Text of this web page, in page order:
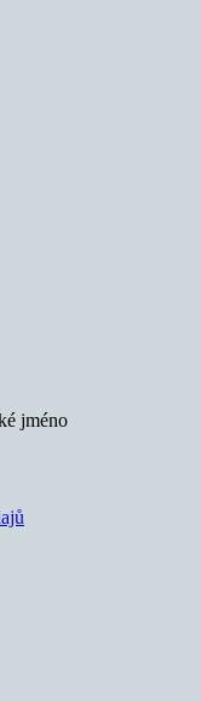
jméno